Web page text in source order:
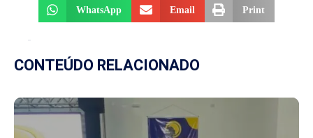
WhatsApp Email Print
CONTEÚDO RELACIONADO